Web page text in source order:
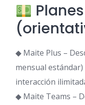
◆ Maite Plus –
mensual
interacción
◆ Maite Teams –